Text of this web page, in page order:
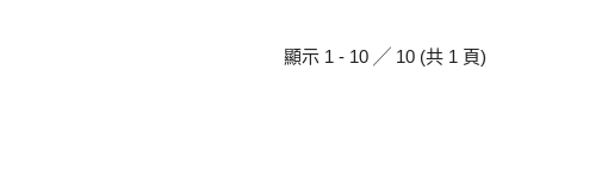
顯示 1 - 10 ╱ 10 (共 1 頁)